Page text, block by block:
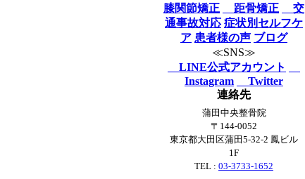
膝関節矯正
距骨矯正
交
通事故対応 症状別セルフケ
ア 患者様の声 ブログ
≪SNS≫
LINE公式アカウント
Instagram
Twitter
連絡先
蒲田中央整骨院
〒144-0052
東京都大田区蒲田5-32-2 鳳ビル
1F
TEL : 03-3733-1652